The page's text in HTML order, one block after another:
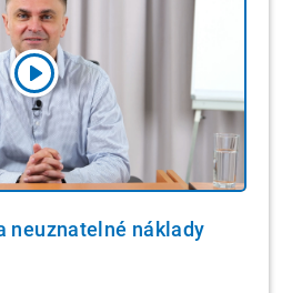
neuznatelné náklady